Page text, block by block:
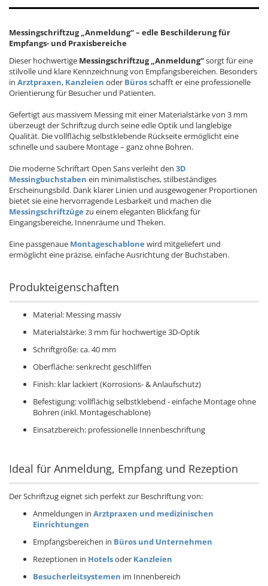
Messingschriftzug „Anmeldung“ – edle Beschilderung für
Empfangs- und Praxisbereiche
Dieser hochwertige Messingschriftzug „Anmeldung“sorgt für eine
stilvolle und klare Kennzeichnung von Empfangsbereichen. Besonders
in Arztpraxen, Kanzleien oder Bürosschafft er eine professionelle
Orientierung für Besucher und Patienten.
Gefertigt aus massivem Messing mit einer Materialstärke von 3 mm
überzeugt der Schriftzug durch seine edle Optik und langlebige
Qualität. Die vollflächig selbstklebende Rückseite ermöglicht eine
schnelle und saubere Montage – ganz ohne Bohren.
Die moderne Schriftart Open Sans verleiht den 3D
Messingbuchstaben ein minimalistisches, stilbeständiges
Erscheinungsbild. Dank klarer Linien und ausgewogener Proportionen
bietet sie eine hervorragende Lesbarkeit und machen die
Messingschriftzüge zu einem eleganten Blickfang für
Eingangsbereiche, Innenräume und Theken.
Eine passgenaue Montageschablone wird mitgeliefert und
ermöglicht eine präzise, einfache Ausrichtung der Buchstaben.
Produkteigenschaften
Material: Messing massiv
Materialstärke: 3 mm für hochwertige 3D-Optik
Schriftgröße: ca. 40 mm
Oberfläche: senkrecht geschliffen
Finish: klar lackiert (Korrosions- & Anlaufschutz)
Befestigung: vollflächig selbstklebend - einfache Montage ohne
Bohren (inkl. Montageschablone)
Einsatzbereich: professionelle Innenbeschriftung
Ideal für Anmeldung, Empfang und Rezeption
Der Schriftzug eignet sich perfekt zur Beschriftung von:
Anmeldungen in Arztpraxen und medizinischen
Einrichtungen
Empfangsbereichen in Büros und Unternehmen
Rezeptionen in Hotelsoder Kanzleien
Besucherleitsystemen im Innenbereich